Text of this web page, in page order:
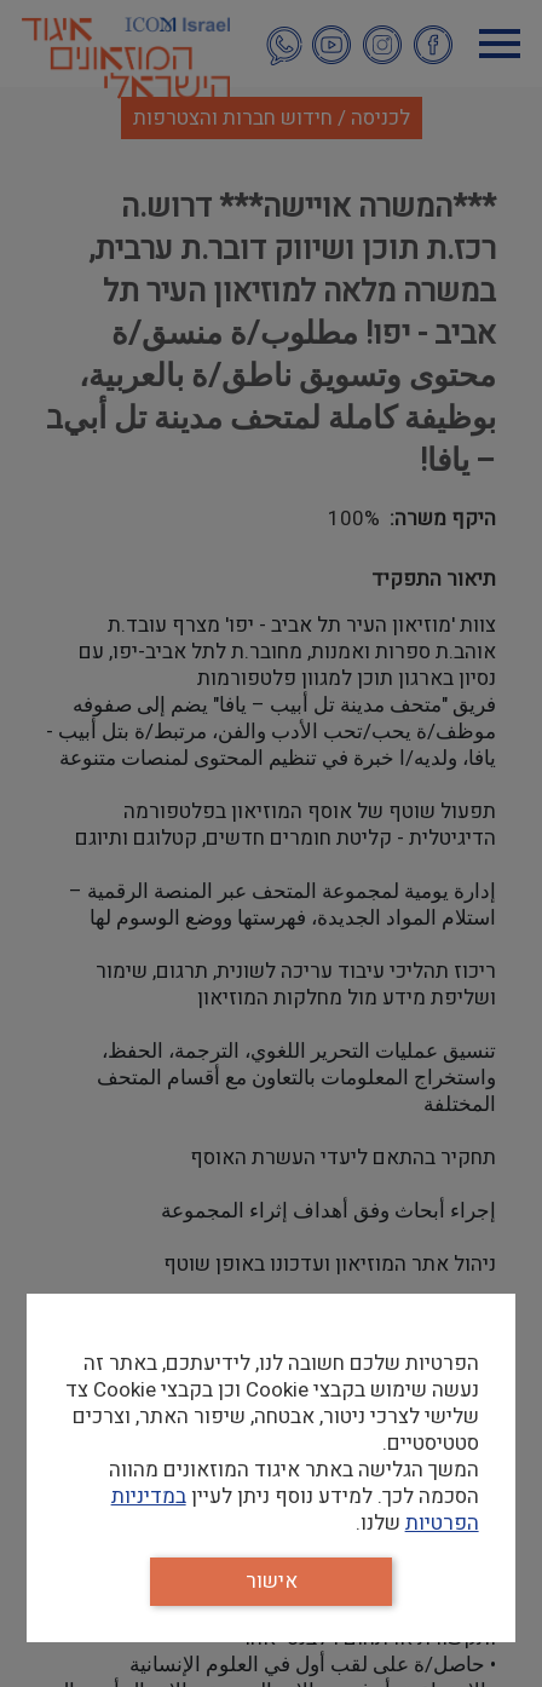
לתוכן
העיקרי
לכניסה / חידוש חברות והצטרפות
***המשרה אויישה*** דרוש.ה
רכז.ת תוכן ושיווק דובר.ת ערבית,
במשרה מלאה למוזיאון העיר תל
אביב - יפו! مطلوب/ة منسق/ة
محتوى وتسويق ناطق/ة بالعربية،
بوظيفة كاملة لمتحف مدينة تل أبيב
– يافا!
היקף משרה 100%
תיאור התפקיד
צוות 'מוזיאון העיר תל אביב - יפו' מצרף עובד.ת
נסיון בארגון תוכן למגוון פלטפורמות
يافا، ولديه/ا خبرة في تنظيم المحتوى لمنصات متنوعة
הדיגיטלית - קליטת חומרים חדשים, קטלוגם ותיוגם
استلام المواد الجديدة، فهرستها ووضع الوسوم لها
ושליפת מידע מול מחלקות המוזיאון
المختلفة
תחקיר בהתאם ליעדי העשרת האוסף
إجراء أبحاث وفق أهداف إثراء المجموعة
ניהול אתר המוזיאון ועדכונו באופן שוטף
עבודה עם צוות הסושיאל והשיווק – ריכוז והעברת
חומרים, עריכת דימויים לפלטפורמות השונות
المواد ونقلها، وتحرير الصور للمنصات المختلفة
ותקשורת או תחום רלבנטי אחר
הפרטיות שלכם חשובה לנו, לידיעתכם, באתר זה
נעשה שימוש בקבצי Cookie וכן בקבצי Cookie צד
שלישי לצרכי ניטור, אבטחה, שיפור האתר, וצרכים
סטטיסטיים.
המשך הגלישה באתר איגוד המוזאונים מהווה
הסכמה לכך. למידע נוסף ניתן לעייןבמדיניות
הפרטיות שלנו.
אישור